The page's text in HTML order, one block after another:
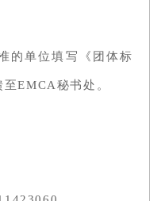
的单位填写《团体标
EMCA秘书处。